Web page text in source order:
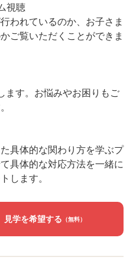
視聴
われているのか、お子さま
ご覧いただくことができま
ます。お悩みやお困りもご
具体的な関わり方を学ぶプ
具体的な対応方法を一緒に
します。
見学を希望する （無料）